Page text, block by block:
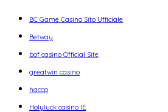
BC Game Casino Sito Ufficiale
Betway
bof casino Official Site
greatwin casino
haccp
Holyluck casino IE